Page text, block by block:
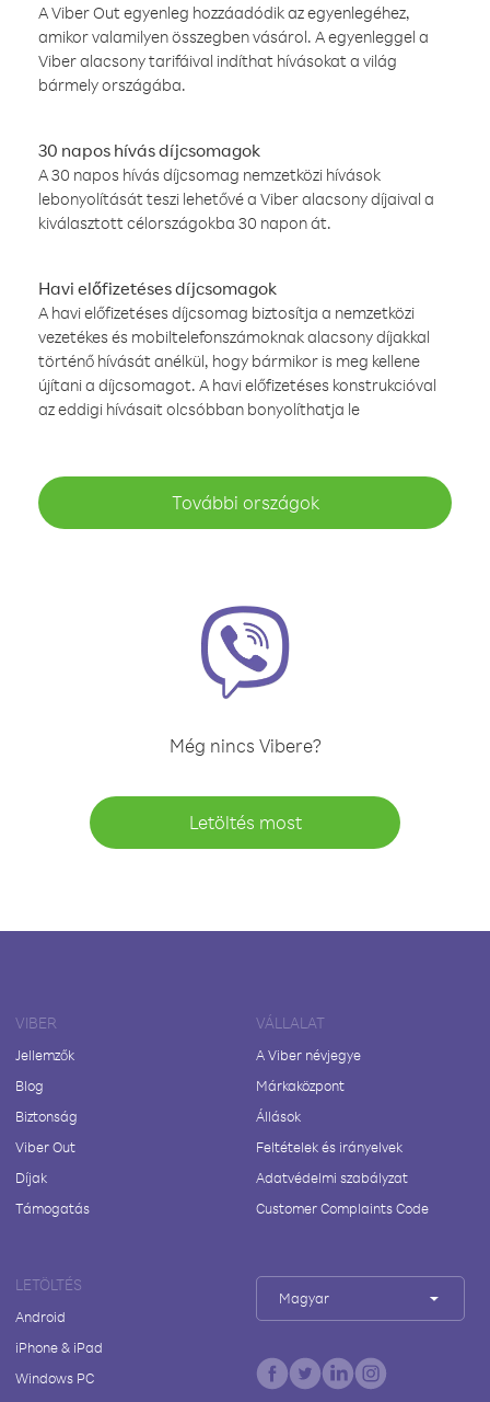
A Viber Out egyenleg hozzáadódik az egyenlegéhez,
amikor valamilyen összegben vásárol. A egyenleggel a
Viber alacsony tarifáival indíthat hívásokat a világ
bármely országába.
30 napos hívás díjcsomagok
A 30 napos hívás díjcsomag nemzetközi hívások
lebonyolítását teszi lehetővé a Viber alacsony díjaival a
kiválasztott célországokba 30 napon át.
Havi előfizetéses díjcsomagok
A havi előfizetéses díjcsomag biztosítja a nemzetközi
vezetékes és mobiltelefonszámoknak alacsony díjakkal
történő hívását anélkül, hogy bármikor is meg kellene
újítani a díjcsomagot. A havi előfizetéses konstrukcióval
az eddigi hívásait olcsóbban bonyolíthatja le
További országok
Még nincs Vibere?
Letöltés most
VIBER
Jellemzők
Blog
Biztonság
Viber Out
Díjak
Támogatás
VÁLLALAT
A Viber névjegye
Márkaközpont
Állások
Feltételek és irányelvek
Adatvédelmi szabályzat
Customer Complaints Code
LETÖLTÉS
Android
iPhone & iPad
Windows PC
Magyar